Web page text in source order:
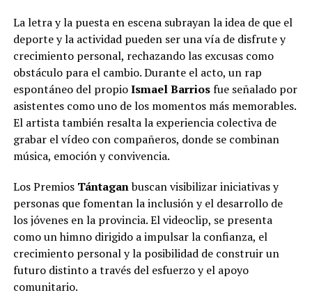
La letra y la puesta en escena subrayan la idea de que el
deporte y la actividad pueden ser una vía de disfrute y
crecimiento personal, rechazando las excusas como
obstáculo para el cambio. Durante el acto, un rap
espontáneo del propioIsmael Barriosfue señalado por
asistentes como uno de los momentos más memorables.
El artista también resalta la experiencia colectiva de
grabar el vídeo con compañeros, donde se combinan
música, emoción y convivencia.
Los Premios Tántaganbuscan visibilizar iniciativas y
personas que fomentan la inclusión y el desarrollo de
los jóvenes en la provincia. El videoclip, se presenta
como un himno dirigido a impulsar la confianza, el
crecimiento personal y la posibilidad de construir un
futuro distinto a través del esfuerzo y el apoyo
comunitario.